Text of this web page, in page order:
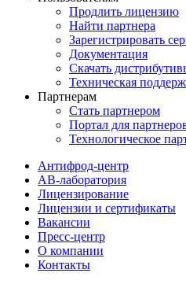
Продлить лицензию
Найти партнера
Зарегистрировать
Документация
Скачать
Техническая
Партнерам
Стать партнером
Портал для
Технологическое
Антифрод-центр
АВ-лаборатория
Лицензирование
Лицензии и сертификаты
Вакансии
Пресс-центр
О компании
Контакты